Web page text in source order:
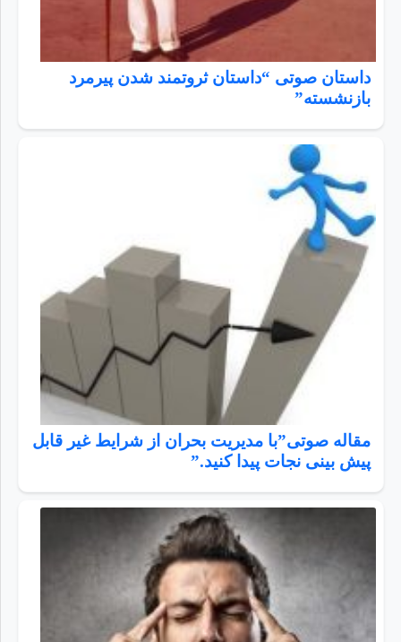
داستان صوتی “داستان ثروتمند شدن پیرمرد
بازنشسته”
مقاله صوتی”با مدیریت بحران از شرایط غیر قابل
پیش بینی نجات پیدا کنید.”